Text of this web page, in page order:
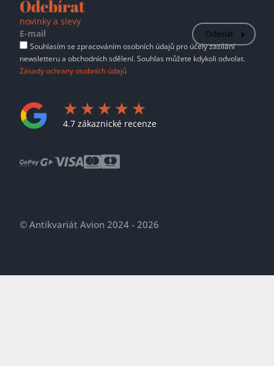
Odebírat
novinky a slevy
Odeslat
Souhlasím se zpracováním osobních údajů pro účely zasílání
newsletteru a obchodních sdělení. Souhlas můžete kdykoli odvolat.
Zásady ochrany osobních údajů
4.7 zákaznické recenze
© Antikvariát Avion 2024 - 2026